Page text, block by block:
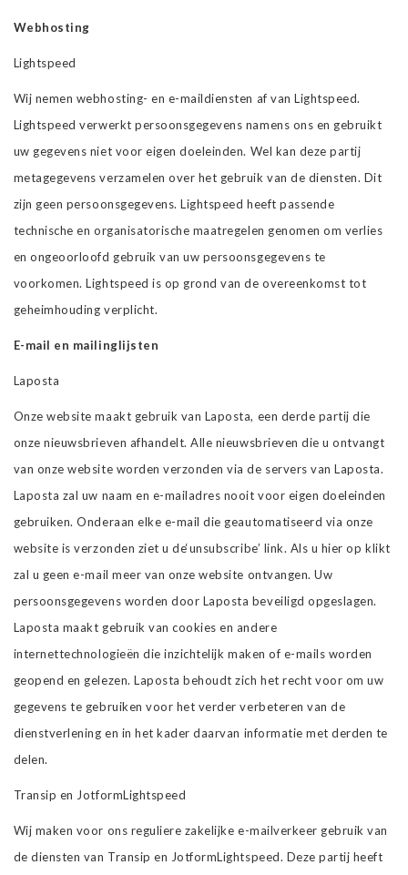
Webhosting
Lightspeed
Wij nemen webhosting- en e-maildiensten af van Lightspeed.
Lightspeed verwerkt persoonsgegevens namens ons en gebruikt
uw gegevens niet voor eigen doeleinden. Wel kan deze partij
metagegevens verzamelen over het gebruik van de diensten. Dit
zijn geen persoonsgegevens. Lightspeed heeft passende
technische en organisatorische maatregelen genomen om verlies
en ongeoorloofd gebruik van uw persoonsgegevens te
voorkomen. Lightspeed is op grond van de overeenkomst tot
geheimhouding verplicht.
E-mail en mailinglijsten
Laposta
Onze website maakt gebruik van Laposta, een derde partij die
onze nieuwsbrieven afhandelt. Alle nieuwsbrieven die u ontvangt
van onze website worden verzonden via de servers van Laposta.
Laposta zal uw naam en e-mailadres nooit voor eigen doeleinden
gebruiken. Onderaan elke e-mail die geautomatiseerd via onze
website is verzonden ziet u de‘unsubscribe’ link. Als u hier op klikt
zal u geen e-mail meer van onze website ontvangen. Uw
persoonsgegevens worden door Laposta beveiligd opgeslagen.
Laposta maakt gebruik van cookies en andere
internettechnologieën die inzichtelijk maken of e-mails worden
geopend en gelezen. Laposta behoudt zich het recht voor om uw
gegevens te gebruiken voor het verder verbeteren van de
dienstverlening en in het kader daarvan informatie met derden te
delen.
Transip en JotformLightspeed
Wij maken voor ons reguliere zakelijke e-mailverkeer gebruik van
de diensten van Transip en JotformLightspeed. Deze partij heeft